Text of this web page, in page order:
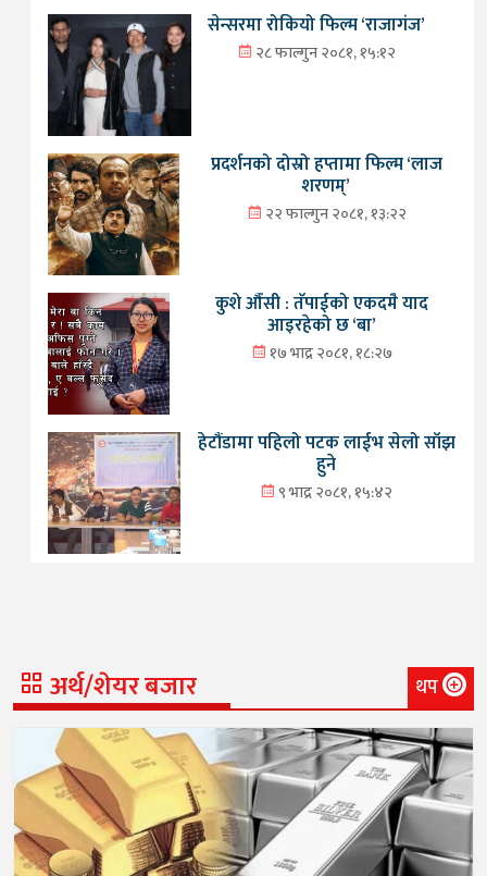
सेन्सरमा रोकियो फिल्म ‘राजागंज’
२८ फाल्गुन २०८१, १५:१२
प्रदर्शनको दोस्रो हप्तामा फिल्म ‘लाज
शरणम्’
२२ फाल्गुन २०८१, १३:२२
कुशे औँसी : तँपाईको एकदमै याद
आइरहेको छ ‘बा’
१७ भाद्र २०८१, १८:२७
हेटौंडामा पहिलो पटक लाईभ सेलो साँझ
हुने
९ भाद्र २०८१, १५:४२
अर्थ/शेयर बजार थप